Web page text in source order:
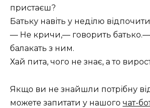
пристаєш?
Батьку навіть у неділю
— Не кричи,— говорить
балакать з ним.
Хай пита, чого не знає, а то
Якщо ви не знайшли потрібну
можете запитати у нашого чат-